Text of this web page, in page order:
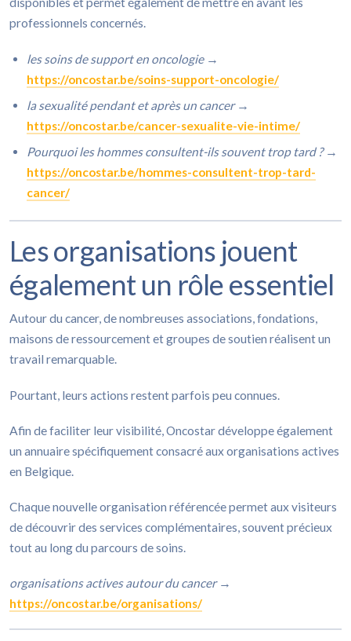
professionnels concernés.
les soins de support en oncologie→
https://oncostar.be/soins-support-oncologie/
la sexualité pendant et après un cancer→
https://oncostar.be/cancer-sexualite-vie-intime/
Pourquoi les hommes consultent-ils souvent trop tard ?→
https://oncostar.be/hommes-consultent-trop-tard-
cancer/
Les organisations jouent
également un rôle essentiel
Autour du cancer, de nombreuses associations, fondations,
maisons de ressourcement et groupes de soutien réalisent un
travail remarquable.
Pourtant, leurs actions restent parfois peu connues.
Afin de faciliter leur visibilité, Oncostar développe également
un annuaire spécifiquement consacré aux organisations actives
en Belgique.
Chaque nouvelle organisation référencée permet aux visiteurs
de découvrir des services complémentaires, souvent précieux
tout au long du parcours de soins.
organisations actives autour du cancer→
https://oncostar.be/organisations/